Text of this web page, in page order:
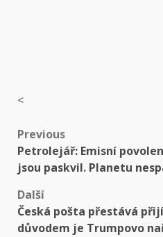
<
Post
navigation
Previous
Petrolejář: Emisní
jsou paskvil. Planetu
Další
Česká pošta přestává
důvodem je Trumpovo